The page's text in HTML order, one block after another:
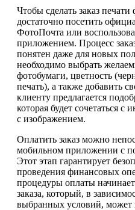
Чтобы сделать заказ
достаточно посетить
ФотоПочта или
приложением. Процесс
понятен даже для новых
необходимо выбрать
фотобумаги, цветность
печать), а также добавить
клиенту предлагается
которая будет сочетаться с
с изображением.
Оплатить заказ можно
мобильном приложении с
Этот этап гарантирует
проведения финансовых
процедуры оплаты
заказа, который, в
выбранных условий, может